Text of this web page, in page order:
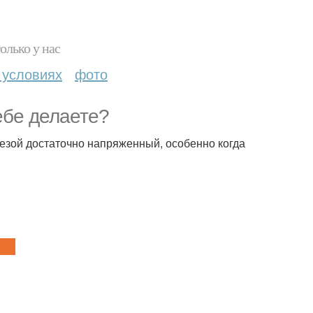
у нас
фото
делаете?
достаточно напряженный, особенно когда